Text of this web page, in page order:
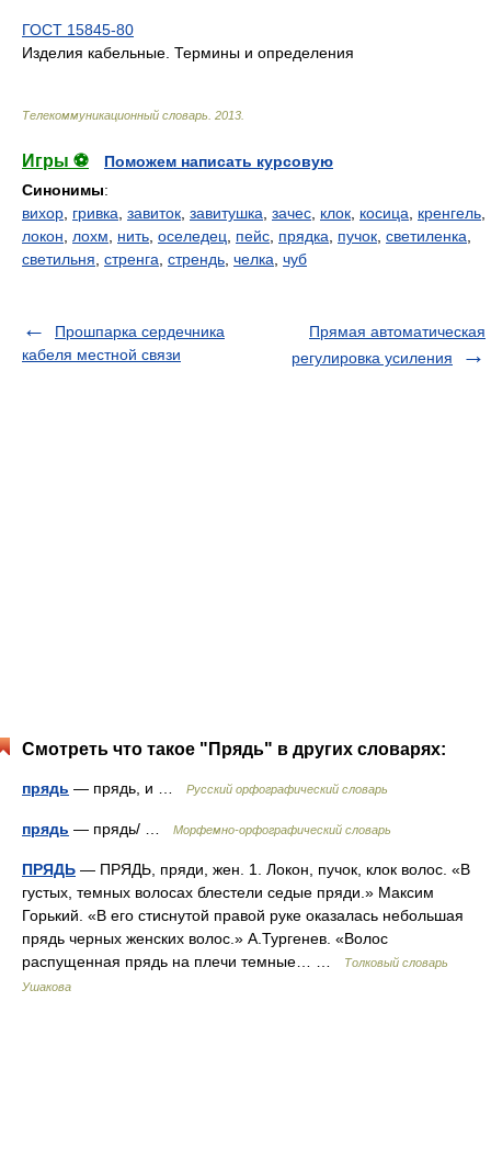
ГОСТ 15845-80
Изделия кабельные. Термины и определения
Телекоммуникационный словарь 2013
Игры ⚽
Поможем написать курсовую
Синонимы:
вихор гривка завиток завитушка зачес клок косица кренгель
локон
лохм нить оселедец пейс прядка пучок светиленка
светильня стренга стрендь челка чуб
Прошпарка сердечника
кабеля местной связи
Прямая автоматическая
регулировка усиления
Смотреть что такое "Прядь" в других словарях:
прядь — прядь, и … Русский орфографический словарь
прядь — прядь/ … Морфемно-орфографический словарь
ПРЯДЬ — ПРЯДЬ, пряди, жен. 1. Локон, пучок, клок волос. «В
густых, темных волосах блестели седые пряди.» Максим
Горький. «В его стиснутой правой руке оказалась небольшая
прядь черных женских волос.» А.Тургенев. «Волос
распущенная прядь на плечи темные… …
Толковый словарь
Ушакова